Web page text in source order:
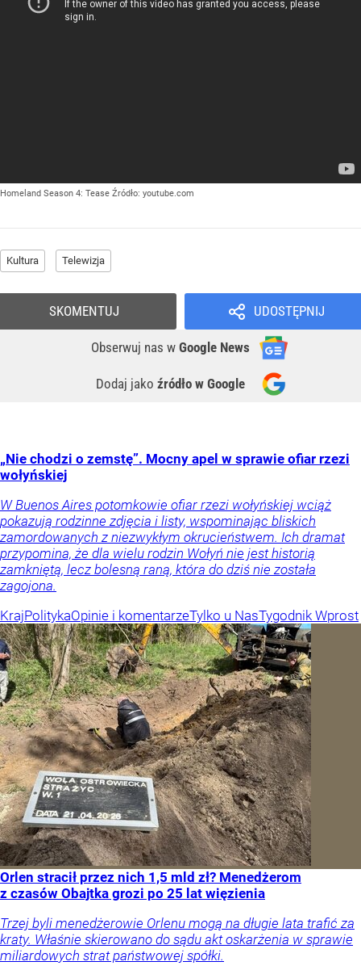
Homeland Season 4: Tease Źródło: youtube.com
Kultura Telewizja
UDOSTĘPNIJ
Obserwuj nas w Google News
Dodaj jako źródło w Google
SKOMENTUJ
„Nie chodzi o zemstę”. Mocny apel w sprawie ofiar rzezi
wołyńskiej
W Buenos Aires potomkowie ofiar rzezi wołyńskiej wciąż
pokazują rodzinne zdjęcia i listy, wspominając bliskich
zamordowanych z niezwykłym okrucieństwem. Ich dramat
przypomina, że dla wielu rodzin Wołyń nie jest historią
zamkniętą, lecz bolesną raną, która do dziś nie została
zagojona.
KrajPolitykaOpinie i komentarzeTylko u NasTygodnik Wprost
Orlen stracił przez nich 1,5 mld zł? Menedżerom
z czasów Obajtka grozi po 25 lat więzienia
Trzej byli menedżerowie Orlenu mogą na długie lata trafić za
kraty. Właśnie skierowano do sądu akt oskarżenia w sprawie
miliardowych strat państwowej spółki.